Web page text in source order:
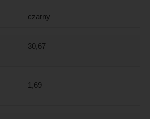
czarny
30,67
1,69